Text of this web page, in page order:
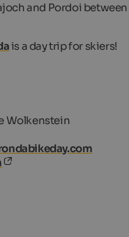
and Pordoi between
is a day trip for skiers!
Wolkenstein